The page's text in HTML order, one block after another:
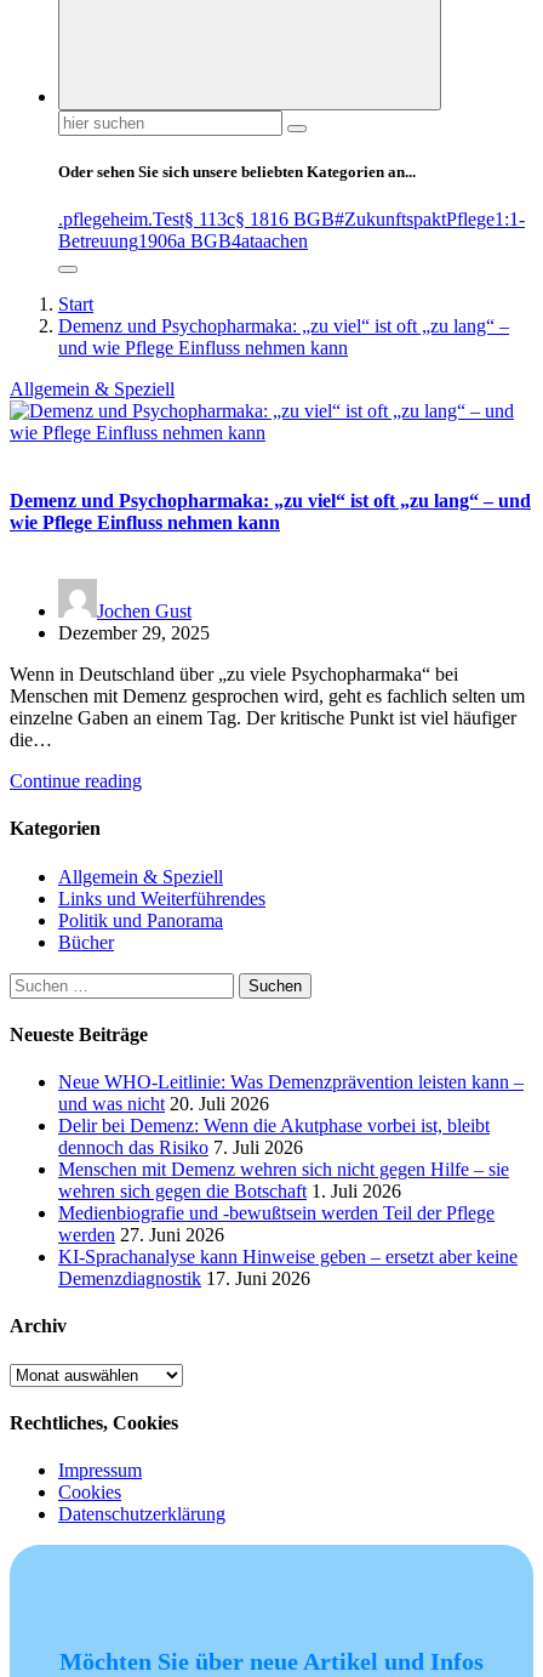
Suchen
nach:
Oder sehen Sie sich unsere beliebten Kategorien an...
.pflegeheim.Test§ 113c§ 1816 BGB#ZukunftspaktPflege1:1-
Betreuung1906a BGB4ataachen
Start
Demenz und Psychopharmaka: „zu viel“ ist oft „zu lang“ –
und wie Pflege Einfluss nehmen kann
Allgemein & Speziell
Demenz und Psychopharmaka: „zu viel“ ist oft „zu lang“ – und
wie Pflege Einfluss nehmen kann
Jochen Gust
Dezember 29, 2025
Wenn in Deutschland über „zu viele Psychopharmaka“ bei
Menschen mit Demenz gesprochen wird, geht es fachlich selten um
einzelne Gaben an einem Tag. Der kritische Punkt ist viel häufiger
die…
Continue reading
Kategorien
Allgemein & Speziell
Links und Weiterführendes
Politik und Panorama
Bücher
Suchen
nach:
Neueste Beiträge
Neue WHO-Leitlinie: Was Demenzprävention leisten kann –
und was nicht 20. Juli 2026
Delir bei Demenz: Wenn die Akutphase vorbei ist, bleibt
dennoch das Risiko 7. Juli 2026
Menschen mit Demenz wehren sich nicht gegen Hilfe – sie
wehren sich gegen die Botschaft 1. Juli 2026
Medienbiografie und -bewußtsein werden Teil der Pflege
werden 27. Juni 2026
KI-Sprachanalyse kann Hinweise geben – ersetzt aber keine
Demenzdiagnostik 17. Juni 2026
Archiv
Archiv
Rechtliches, Cookies
Impressum
Cookies
Datenschutzerklärung
Möchten Sie über neue Artikel und Infos